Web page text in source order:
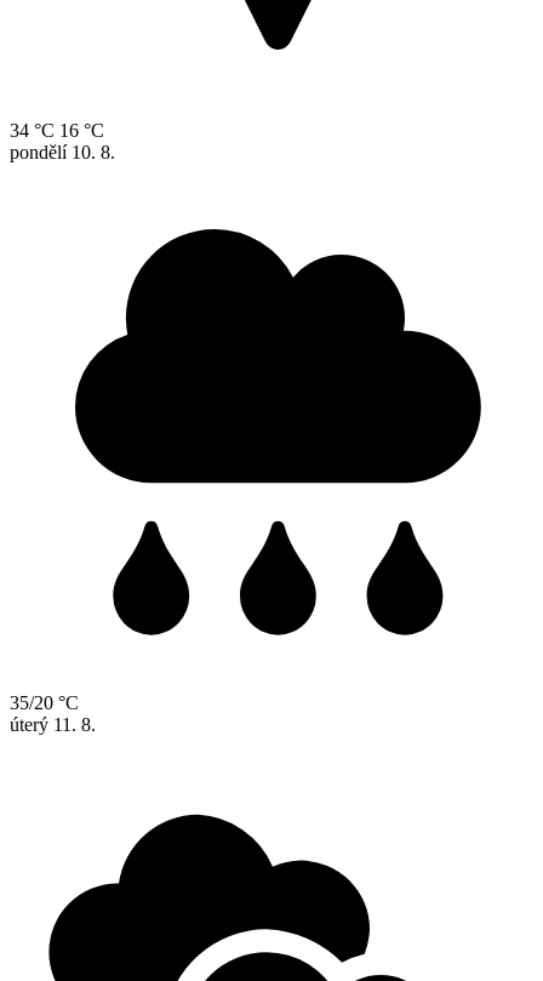
34 °C 16 °C
pondělí 10. 8.
35/20 °C
úterý 11. 8.